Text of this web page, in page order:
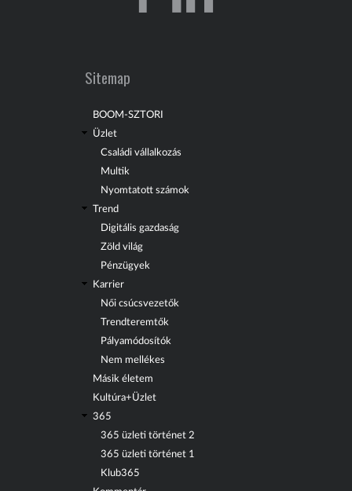
Sitemap
BOOM-SZTORI
Üzlet
Családi vállalkozás
Multik
Nyomtatott számok
Trend
Digitális gazdaság
Zöld világ
Pénzügyek
Karrier
Női csúcsvezetők
Trendteremtők
Pályamódosítók
Nem mellékes
Másik életem
Kultúra+Üzlet
365
365 üzleti történet 2
365 üzleti történet 1
Klub365